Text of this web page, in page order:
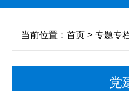
决策机构行业新闻
信息公开制
政府信息
国家
省级
当前位置： 首页 > 专题专
党